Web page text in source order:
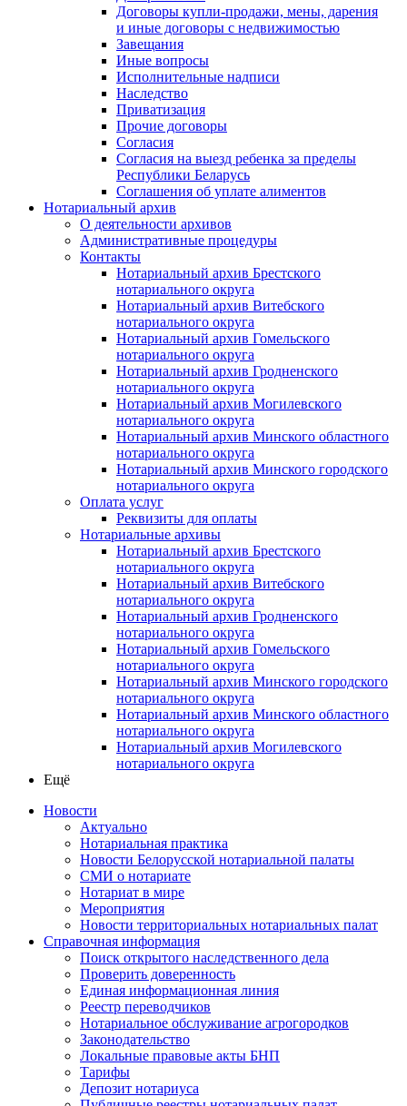
Договоры купли-продажи, мены, дарения
и иные договоры с недвижимостью
Завещания
Иные вопросы
Исполнительные надписи
Наследство
Приватизация
Прочие договоры
Согласия
Согласия на выезд ребенка за пределы
Республики Беларусь
Соглашения об уплате алиментов
Нотариальный архив
О деятельности архивов
Административные процедуры
Контакты
Нотариальный архив Брестского
нотариального округа
Нотариальный архив Витебского
нотариального округа
Нотариальный архив Гомельского
нотариального округа
Нотариальный архив Гродненского
нотариального округа
Нотариальный архив Могилевского
нотариального округа
Нотариальный архив Минского областного
нотариального округа
Нотариальный архив Минского городского
нотариального округа
Оплата услуг
Реквизиты для оплаты
Нотариальные архивы
Нотариальный архив Брестского
нотариального округа
Нотариальный архив Витебского
нотариального округа
Нотариальный архив Гродненского
нотариального округа
Нотариальный архив Гомельского
нотариального округа
Нотариальный архив Минского городского
нотариального округа
Нотариальный архив Минского областного
нотариального округа
Нотариальный архив Могилевского
нотариального округа
Ещё
Новости
Актуально
Нотариальная практика
Новости Белорусской нотариальной палаты
СМИ о нотариате
Нотариат в мире
Мероприятия
Новости территориальных нотариальных палат
Справочная информация
Поиск открытого наследственного дела
Проверить доверенность
Единая информационная линия
Реестр переводчиков
Нотариальное обслуживание агрогородков
Законодательство
Локальные правовые акты БНП
Тарифы
Депозит нотариуса